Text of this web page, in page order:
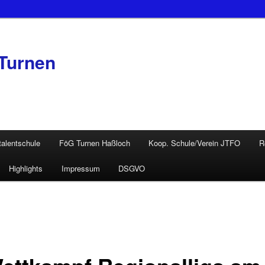
FöG Turnen Haßloch Koop. Schule/Verein JTFO
Highlights Impressum DSGVO